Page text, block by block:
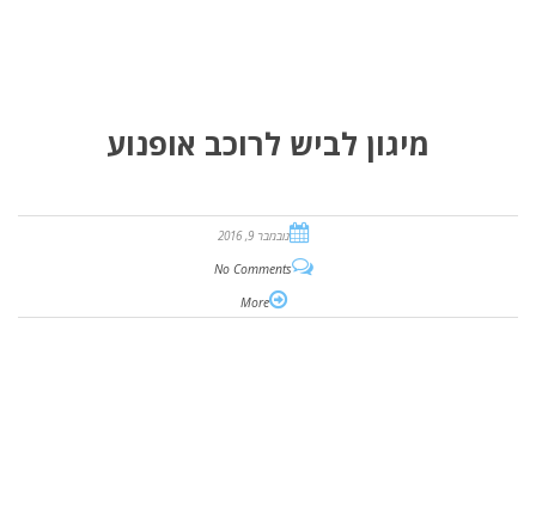
מיגון לביש לרוכב אופנוע
נובמבר 9, 2016
No Comments
More